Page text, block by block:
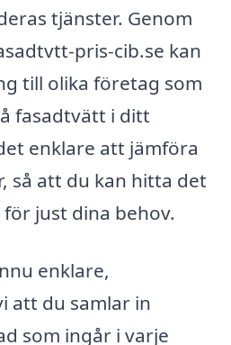
tjänster. Genom
pris-cib.se kan
till olika företag som
fasadtvätt i ditt
enklare att jämföra
så att du kan hitta det
just dina behov.
enklare,
att du samlar in
som ingår i varje